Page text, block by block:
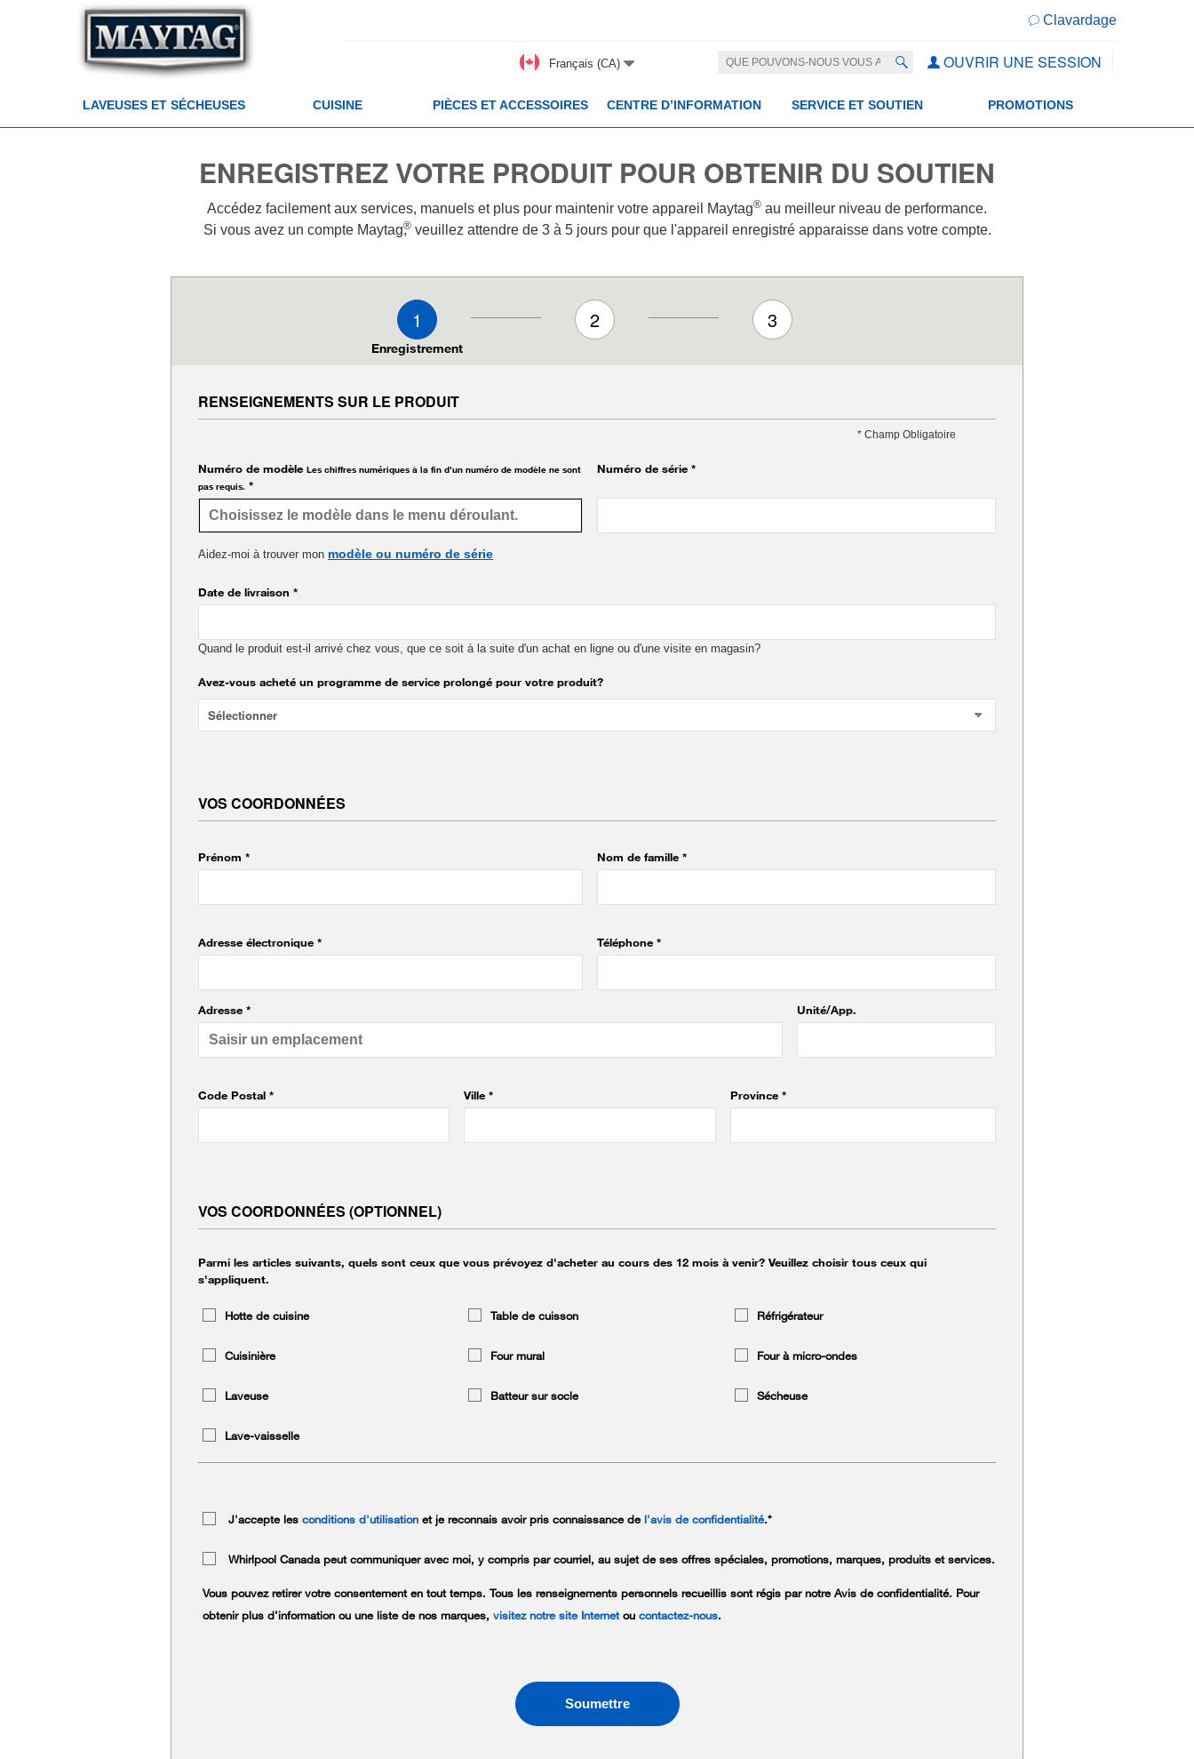
Clavardage
Français (CA) OUVRIR UNE SESSION
LAVEUSES ET SÉCHEUSES CUISINE PIÈCES ET ACCESSOIRES CENTRE D’INFORMATION SERVICE ET SOUTIEN PROMOTIONS
ENREGISTREZ VOTRE PRODUIT POUR OBTENIR DU SOUTIEN
Accédez facilement aux services, manuels et plus pour maintenir votre appareil Maytag® au meilleur niveau de performance.
Si vous avez un compte Maytag,® veuillez attendre de 3 à 5 jours pour que l'appareil enregistré apparaisse dans votre compte.
1
Enregistrement
2 3
RENSEIGNEMENTS SUR LE PRODUIT
* Champ Obligatoire
Numéro de modèle Les chiffres numériques à la fin d'un numéro de modèle ne sont
pas requis. *
Numéro de série *
Aidez-moi à trouver mon modèle ou numéro de série
Date de livraison *
Quand le produit est-il arrivé chez vous, que ce soit à la suite d'un achat en ligne ou d'une visite en magasin?
Avez-vous acheté un programme de service prolongé pour votre produit?
VOS COORDONNÉES
Prénom * Nom de famille *
Adresse électronique * Téléphone *
Adresse * Unité/App.
Code Postal * Ville * Province*
VOS COORDONNÉES (OPTIONNEL)
Parmi les articles suivants, quels sont ceux que vous prévoyez d'acheter au cours des 12 mois à venir? Veuillez choisir tous ceux qui
s'appliquent.
Hotte de cuisine Table de cuisson Réfrigérateur
Cuisinière Four mural Four à micro-ondes
Laveuse Batteur sur socle Sécheuse
Lave-vaisselle
J'accepte les conditions d'utilisation et je reconnais avoir pris connaissance del'avis de confidentialité.*
Whirlpool Canada peut communiquer avec moi, y compris par courriel, au sujet de ses offres spéciales, promotions, marques, produits et services.
Vous pouvez retirer votre consentement en tout temps. Tous les renseignements personnels recueillis sont régis par notre Avis de confidentialité. Pour
obtenir plus d’information ou une liste de nos marques, visitez notre site Internetou contactez-nous.